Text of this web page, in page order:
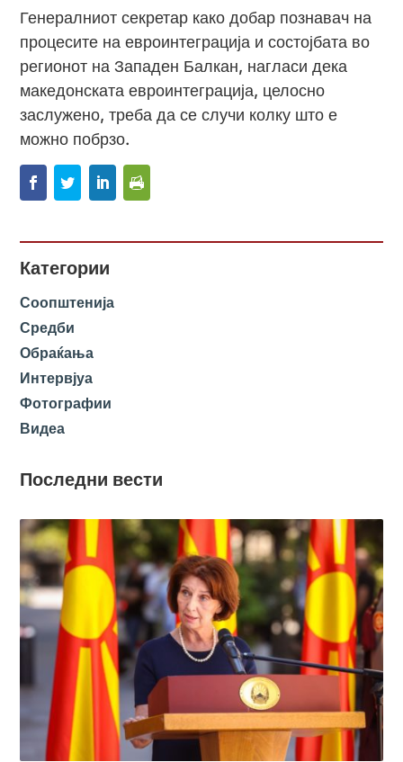
Генералниот секретар како добар познавач на
процесите на евроинтеграција и состојбата во
регионот на Западен Балкан, нагласи дека
македонската евроинтеграција, целосно
заслужено, треба да се случи колку што е
можно побрзо.
Категории
Соопштенија
Средби
Обраќања
Интервјуа
Фотографии
Видеа
Последни вести